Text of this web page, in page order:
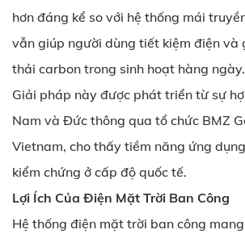
hơn đáng kể so với hệ thống mái
vẫn giúp người dùng tiết kiệm điện và
thải carbon trong sinh hoạt hàng ngày.
Giải pháp này được phát triển từ sự
Nam và Đức thông qua tổ chức BMZ
Vietnam, cho thấy tiềm năng ứng
kiểm chứng ở cấp độ quốc tế.
Lợi Ích Của Điện Mặt Trời Ban Công
Hệ thống điện mặt trời ban công